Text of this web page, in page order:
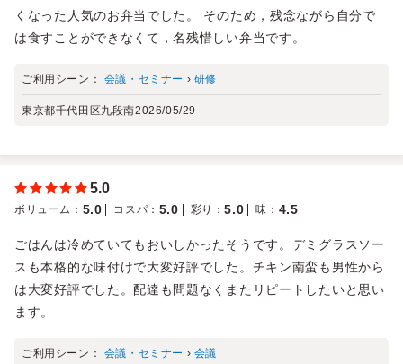
くなった人気のお弁当でした。 そのため，残念ながら自分で
は食すことができなくて，名残惜しい弁当です。
ご利用シーン： 会議・セミナー › 研修
東京都千代田区九段南2026/05/29
5.0
ボリューム ： 5.0 コスパ ： 5.0 彩り ：5.0 味 ： 4.5
ごはんは冷めていてもおいしかったそうです。デミグラスソー
スも本格的な味付けで大変好評でした。チキン南蛮も男性から
は大変好評でした。配達も問題なくまたリピートしたいと思い
ます。
ご利用シーン： 会議・セミナー › 会議